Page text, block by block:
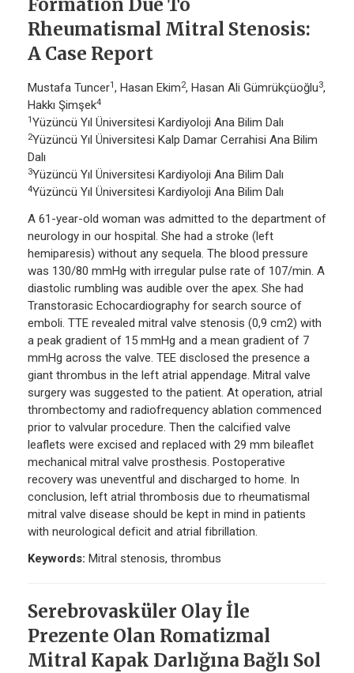
Formation Due To
Rheumatismal Mitral Stenosis:
A Case Report
Mustafa Tuncer1, Hasan Ekim2, Hasan Ali Gümrükçüoğlu3,
Hakkı Şimşek4
1Yüzüncü Yıl Üniversitesi Kardiyoloji Ana Bilim Dalı
2Yüzüncü Yıl Üniversitesi Kalp Damar Cerrahisi Ana Bilim
Dalı
3Yüzüncü Yıl Üniversitesi Kardiyoloji Ana Bilim Dalı
4Yüzüncü Yıl Üniversitesi Kardiyoloji Ana Bilim Dalı
A 61-year-old woman was admitted to the department of
neurology in our hospital. She had a stroke (left
hemiparesis) without any sequela. The blood pressure
was 130/80 mmHg with irregular pulse rate of 107/min. A
diastolic rumbling was audible over the apex. She had
Transtorasic Echocardiography for search source of
emboli. TTE revealed mitral valve stenosis (0,9 cm2) with
a peak gradient of 15 mmHg and a mean gradient of 7
mmHg across the valve. TEE disclosed the presence a
giant thrombus in the left atrial appendage. Mitral valve
surgery was suggested to the patient. At operation, atrial
thrombectomy and radiofrequency ablation commenced
prior to valvular procedure. Then the calcified valve
leaflets were excised and replaced with 29 mm bileaflet
mechanical mitral valve prosthesis. Postoperative
recovery was uneventful and discharged to home. In
conclusion, left atrial thrombosis due to rheumatismal
mitral valve disease should be kept in mind in patients
with neurological deficit and atrial fibrillation.
Keywords: Mitral stenosis, thrombus
Serebrovasküler Olay İle
Prezente Olan Romatizmal
Mitral Kapak Darlığına Bağlı Sol